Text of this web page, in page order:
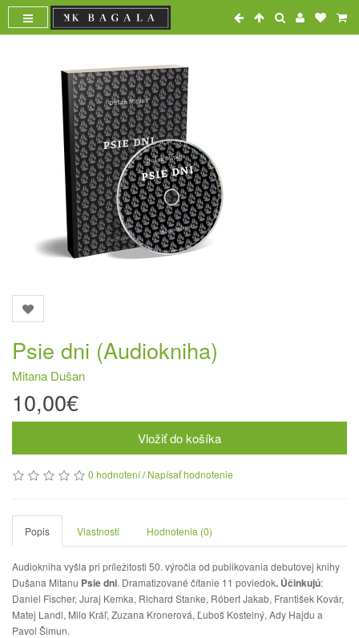
Psie dni (Audiokniha)
Mitana Dušan
10,00€
Vložiť do košíka
0 hodnotení/Napísať hodnotenie
Popis Vlastnosti Hodnotenia (0)
Audiokniha vyšla pri príležitosti 50. výročia od publikovania debutovej knihy
Dušana Mitanu Psie dni. Dramatizované čítanie 11 poviedok. Účinkujú:
Daniel Fischer, Juraj Kemka, Richard Stanke, Róbert Jakab, František Kovár,
Matej Landl, Milo Kráľ, Zuzana Kronerová, Ľuboš Kostelný, Ady Hajdu a
Pavol Šimun.